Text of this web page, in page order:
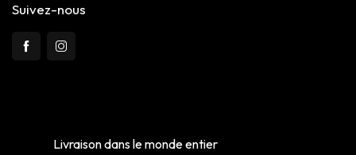
Suivez-nous
Livraison dans le monde entier